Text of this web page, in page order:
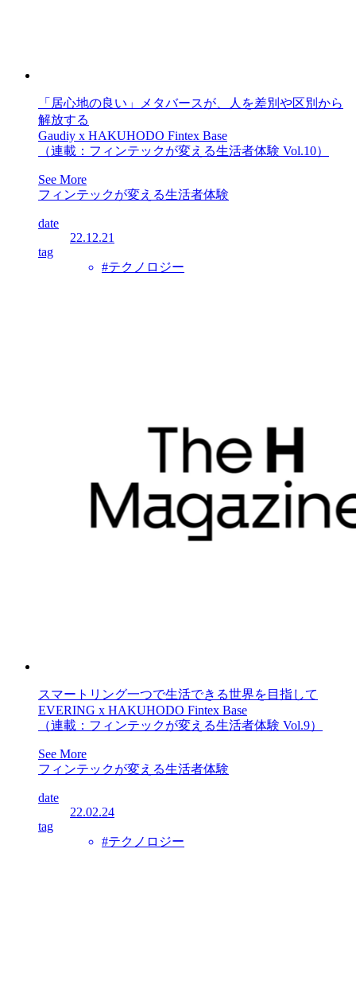
「居心地の良い」メタバースが、人を差別や区別から
解放する
Gaudiy x HAKUHODO Fintex Base
（連載：フィンテックが変える生活者体験 Vol.10）
See More
フィンテックが変える生活者体験
date
22.12.21
tag
#テクノロジー
スマートリング一つで生活できる世界を目指して
EVERING x HAKUHODO Fintex Base
（連載：フィンテックが変える生活者体験 Vol.9）
See More
フィンテックが変える生活者体験
date
22.02.24
tag
#テクノロジー